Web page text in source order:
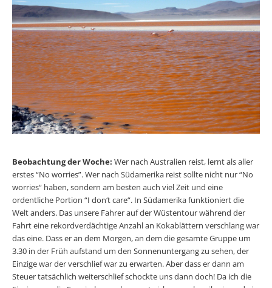
Beobachtung der Woche: Wer nach Australien reist, lernt als aller
erstes “No worries”. Wer nach Südamerika reist sollte nicht nur “No
worries“ haben, sondern am besten auch viel Zeit und eine
ordentliche Portion “I don‘t care“. In Südamerika funktioniert die
Welt anders. Das unsere Fahrer auf der Wüstentour während der
Fahrt eine rekordverdächtige Anzahl an Kokablättern verschlang war
das eine. Dass er an dem Morgen, an dem die gesamte Gruppe um
3.30 in der Früh aufstand um den Sonnenuntergang zu sehen, der
Einzige war der verschlief war zu erwarten. Aber dass er dann am
Steuer tatsächlich weiterschlief schockte uns dann doch! Da ich die